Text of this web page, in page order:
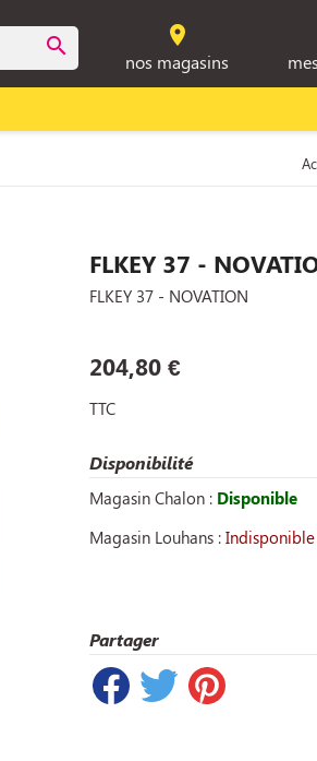
search room
nos magasins
FLKEY 37 -
FLKEY 37 - NOVATION
204,80 €
TTC
Disponibilité
Magasin Chalon : Disponible
Magasin Louhans : Indisponible
Partager